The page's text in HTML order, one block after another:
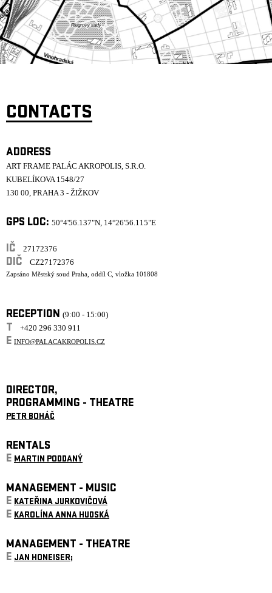
CONTACTS
ADDRESS
ART FRAME PALÁC AKROPOLIS, S.R.O.
KUBELÍKOVA 1548/27
130 00, PRAHA 3 - ŽIŽKOV
GPS LOC: 50°4'56.137"N, 14°26'56.115"E
IČ 27172376
DIČ CZ27172376
Zapsáno Městský soud Praha, oddíl C, vložka 101808
RECEPTION (9:00 - 15:00)
T +420 296 330 911
E INFO@PALACAKROPOLIS.CZ
DIRECTOR,
PROGRAMMING - THEATRE
PETR BOHÁČ
RENTALS
E MARTIN PODDANÝ
MANAGEMENT - MUSIC
E KATEŘINA JURKOVIČOVÁ
E KAROLÍNA ANNA HUDSKÁ
MANAGEMENT - THEATRE
E JAN HONEISER;